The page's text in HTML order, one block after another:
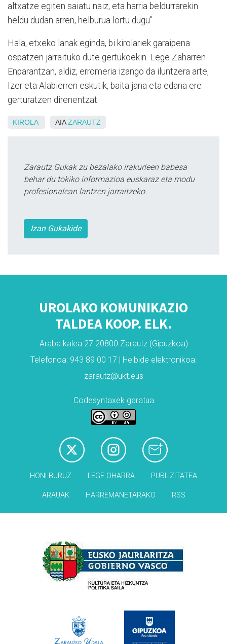
altxatze egiten saiatu naiz, eta harria beldurrarekin
heldu dudan arren, helburua lortu dugu".
Hala, etxeko lanak eginda, bi kirolariek garaipena
ospatzen jarraituko dute gertukoekin. Lege Zaharren
Enparantzan, aldiz, erromeria izango da iluntzera arte,
Izer eta Alabierren eskutik, baita jana eta edana ere
gerturatzen direnentzat.
KIROLA AIAZARAUTZ
Zarautz Gukak zu bezalako irakurleen babesa
behar du tokiko informazioa euskaraz eta modu
profesionalean lantzen jarraitzeko.
Izan Gukakide
UROLAKO KOMUNIKAZIO
TALDEA KOOP. ELK.
Araba kalea 27 20800 Zarautz (Gipuzkoa)
Telefonoa: 943 89 00 17 | Helbide elektronikoa:
zarautz@ukt.eus
Codesyntaxek garatua
HONI BURUZ LEGE OHARRA PUBLIZITATEA
ARAUAK HARREMANETARAKO RSS